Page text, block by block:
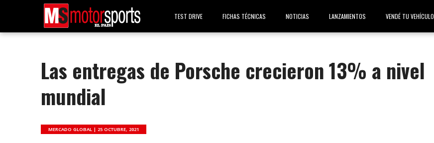
TEST DRIVE FICHAS TÉCNICAS NOTICIAS LANZAMIENTOS VENDÉ TU VEHÍCULO
Las entregas de Porsche crecieron 13% a nivel
mundial
MERCADO GLOBAL |25 OCTUBRE, 2021